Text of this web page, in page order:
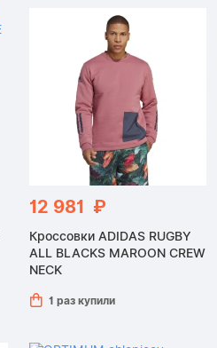
12 981 ₽
Кроссовки ADIDAS RUGBY
ALL BLACKS MAROON CREW
NECK
1 раз купили